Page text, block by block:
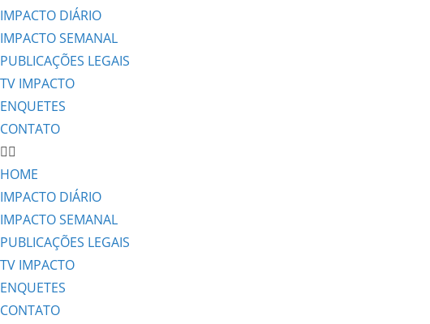
IMPACTO DIÁRIO
IMPACTO SEMANAL
PUBLICAÇÕES LEGAIS
TV IMPACTO
ENQUETES
CONTATO
HOME
IMPACTO DIÁRIO
IMPACTO SEMANAL
PUBLICAÇÕES LEGAIS
TV IMPACTO
ENQUETES
CONTATO